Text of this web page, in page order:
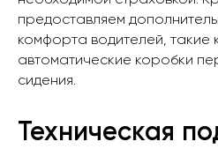
предоставляем
комфорта водителей, такие
автоматические коробки
сидения.
Техническая